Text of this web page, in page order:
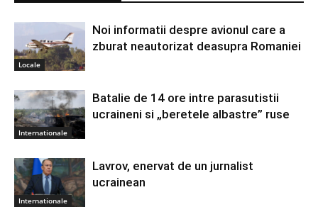
Locale
Noi informatii despre avionul care a
zburat neautorizat deasupra Romaniei
Internationale
Batalie de 14 ore intre parasutistii
ucraineni si „beretele albastre” ruse
Internationale
Lavrov, enervat de un jurnalist
ucrainean